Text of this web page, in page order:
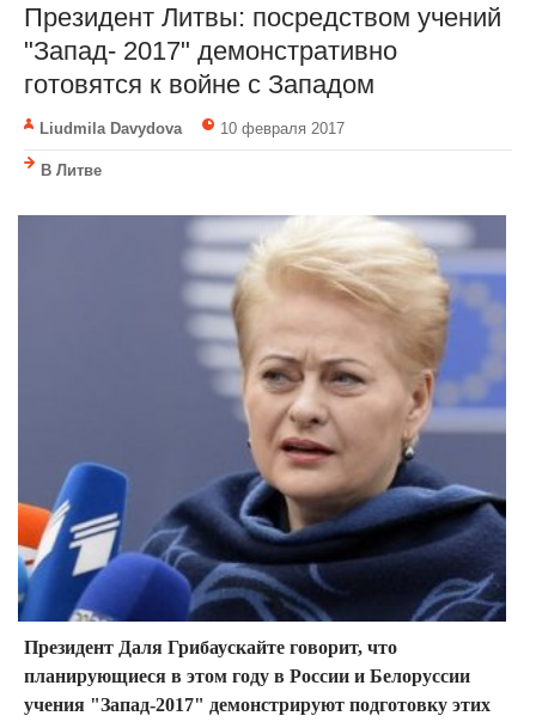
Президент Литвы: посредством учений
"Запад- 2017" демонстративно
готовятся к войне с Западом
Liudmila Davydova 10 февраля 2017
В Литве
Президент Даля Грибаускайте говорит, что
планирующиеся в этом году в России и Белоруссии
учения "Запад-2017" демонстрируют подготовку этих